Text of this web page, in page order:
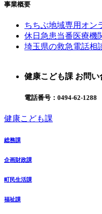
事業概要
ちちぶ地域専用オン
休日急患当番医療機
埼玉県の救急電話相
健康こども課 お問い
電話番号： 0494-62-1288
健康こども課
総務課
企画財政課
町民生活課
福祉課